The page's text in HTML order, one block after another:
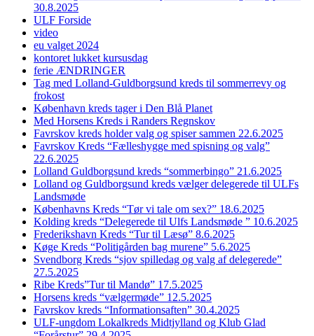
30.8.2025
ULF Forside
video
eu valget 2024
kontoret lukket kursusdag
ferie ÆNDRINGER
Tag med Lolland-Guldborgsund kreds til sommerrevy og
frokost
København kreds tager i Den Blå Planet
Med Horsens Kreds i Randers Regnskov
Favrskov kreds holder valg og spiser sammen 22.6.2025
Favrskov Kreds “Fælleshygge med spisning og valg”
22.6.2025
Lolland Guldborgsund kreds “sommerbingo” 21.6.2025
Lolland og Guldborgsund kreds vælger delegerede til ULFs
Landsmøde
Københavns Kreds “Tør vi tale om sex?” 18.6.2025
Kolding kreds “Delegerede til Ulfs Landsmøde ” 10.6.2025
Frederikshavn Kreds “Tur til Læsø” 8.6.2025
Køge Kreds “Politigården bag murene” 5.6.2025
Svendborg Kreds “sjov spilledag og valg af delegerede”
27.5.2025
Ribe Kreds”Tur til Mandø” 17.5.2025
Horsens kreds “vælgermøde” 12.5.2025
Favrskov kreds “Informationsaften” 30.4.2025
ULF-ungdom Lokalkreds Midtjylland og Klub Glad